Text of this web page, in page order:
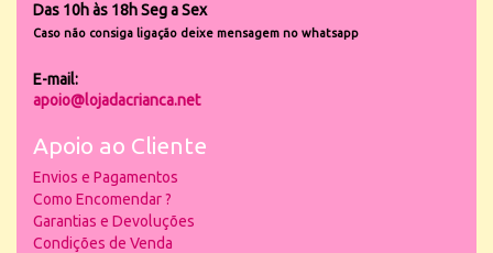
Das 10h às 18h Seg a Sex
Caso não consiga ligação deixe mensagem no whatsapp
E-mail:
apoio@lojadacrianca.net
Apoio ao Cliente
Envios e Pagamentos
Como Encomendar ?
Garantias e Devoluções
Condições de Venda